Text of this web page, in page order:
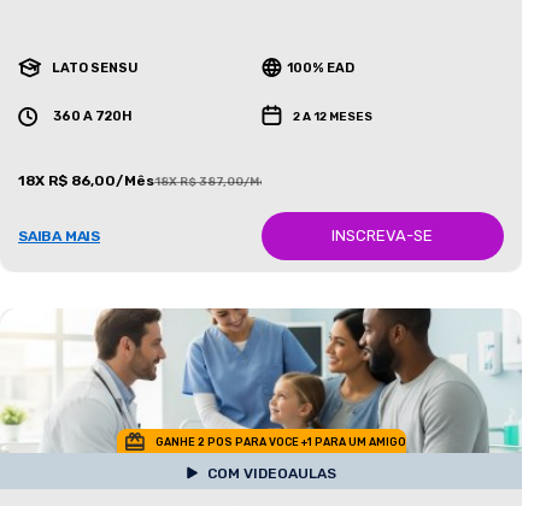
LATO SENSU 100% EAD
360 A 720H 2 A 12 MESES
18X R$ 86,00/Mês18X R$ 387,00/Mês
SAIBA MAIS INSCREVA-SE
GANHE 2 POS PARA VOCE +1 PARA UM AMIGO
COM VIDEOAULAS